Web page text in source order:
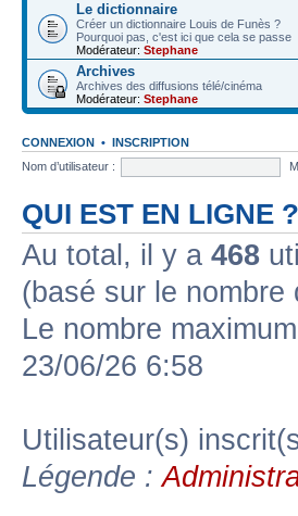
Le dictionnaire
Créer un dictionnaire Louis de Funès ?
Pourquoi pas, c'est ici que cela se passe
Modérateur: Stephane
Archives
Archives des diffusions télé/cinéma
Modérateur: Stephane
CONNEXION • INSCRIPTION
Nom d’utilisateur :
QUI EST EN LIGNE ?
Au total, il y a 468
(basé sur le nombre
Le nombre
23/06/26 6:58
Utilisateur(s)
Légende :